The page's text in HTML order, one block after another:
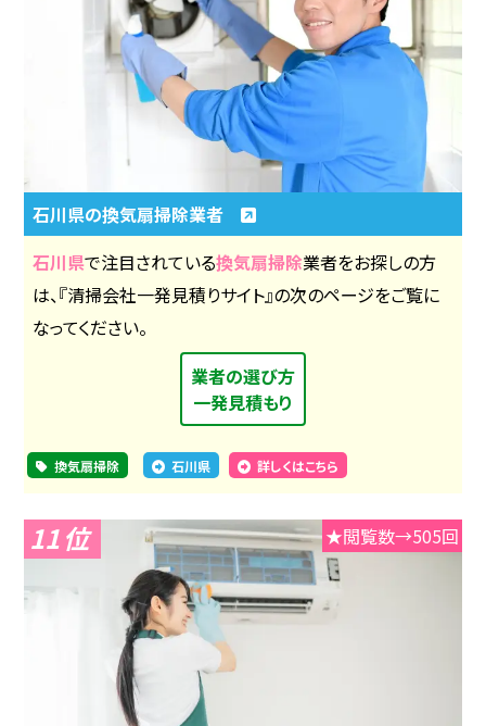
石川県の換気扇掃除業者
石川県で注目されている換気扇掃除業者をお探しの方
は、『清掃会社一発見積りサイト』の次のページをご覧に
なってください。
業者の選び方
一発見積もり
換気扇掃除 石川県 詳しくはこちら
11 ★閲覧数→505回